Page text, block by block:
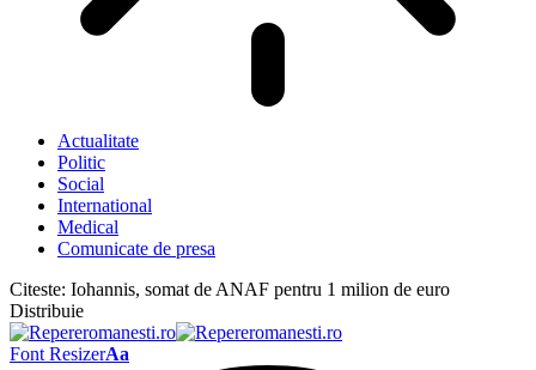
Actualitate
Politic
Social
International
Medical
Comunicate de presa
Citeste: Iohannis, somat de ANAF pentru 1 milion de euro
Distribuie
Font ResizerAa